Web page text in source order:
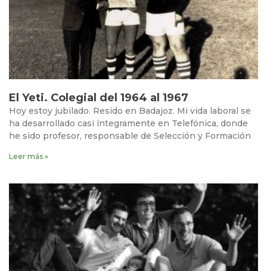
El Yeti. Colegial del 1964 al 1967
Hoy estoy jubilado. Resido en Badajoz. Mi vida laboral se
ha desarrollado casi íntegramente en Telefónica, donde
he sido profesor, responsable de Selección y Formación
Leer más »